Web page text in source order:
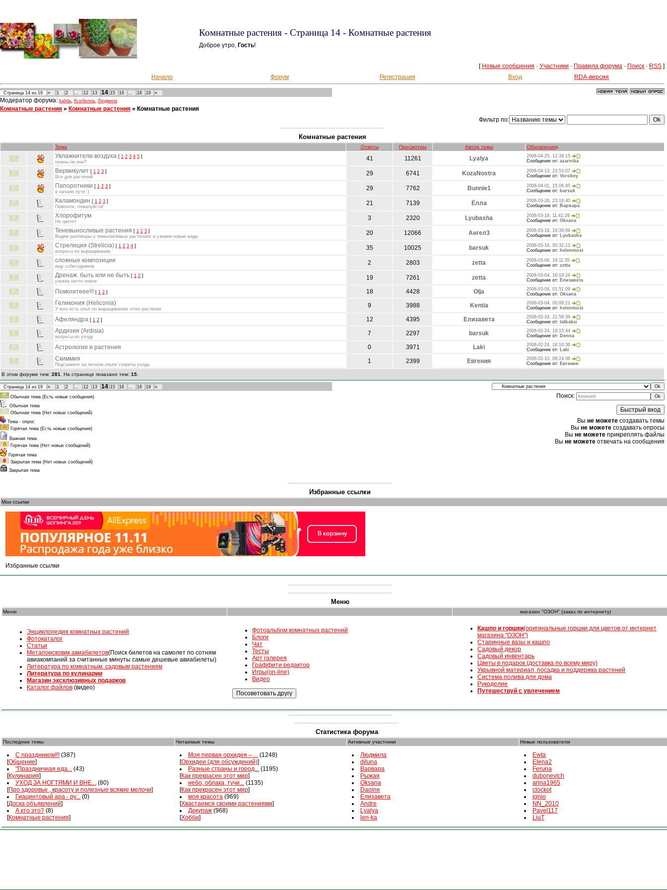
Комнатные растения - Страница 14 - Комнатные растения
Доброе утро, Гость!
[ Новые сообщения · Участники · Правила форума · Поиск · RSS ]
Начало
Форум Регистрация Вход RDA-версия
Страница 14 из 19 « 1 2 … 12 13 14 15 16 … 18 19 »
Модератор форума: kalida, Ксюбелла, Людмила
Комнатные растения » Комнатные растения » Комнатные растения
Фильтр по:
Комнатные растения
Тема Ответы Просмотры Автор темы Обновления↓
Увлажнители воздуха [ 1 2 3 4 5 ]
нужны ли они?
41 11261 Lyalya
2008-04-25, 12:39:15
Сообщение от: azarnika
Вермикулит [ 1 2 3 ]
Все для растений
29 6741 KozaNostra
2008-04-13, 23:53:07
Сообщение от: Vorobey
Папоротники [ 1 2 3 ]
в начале пути :)
29 7762 Bunnie1
2008-04-01, 15:06:45
Сообщение от: barsuk
Каламондин [ 1 2 3 ]
Помогите, пожалуйста!
21 7139 Ёлла
2008-03-28, 23:18:40
Сообщение от: Варвара
Хлорофитум
Не цветет 3 2320 Lyubasha
2008-03-19, 11:41:29
Сообщение от: Oksana
Теневыносливые растения [ 1 2 3 ]
Ведем разговоры о темнолюбивых растениях и узнаем новые виды
20 12066 Ангел3
2008-03-16, 16:39:09
Сообщение от: Lyubasha
Стрелиция (Strelicia) [ 1 2 3 4 ]
вопросы по выращиванию.
35 10025 barsuk
2008-03-16, 00:32:13
Сообщение от: helenmost
сложные композиции
ищу собеседников 2 2803 zetta
2008-03-06, 19:11:35
Сообщение от: zetta
Дренаж. быть или не быть [ 1 2 ]
узнала нечто новое
19 7261 zetta
2008-03-04, 16:19:24
Сообщение от: Елизавета
Помогитеее!!! [ 1 2 ] 18 4428 Olja
2008-03-04, 01:51:09
Сообщение от: Oksana
Геликония (Heliconia)
У кого есть опыт по выращиванию этого растения 9 3988 Kentia
2008-03-04, 00:08:21
Сообщение от: helenmost
Афеляндра [ 1 2 ] 12 4395 Елизавета
2008-02-24, 21:59:39
Сообщение от: tatbaksi
Ардизия (Ardisia)
вопросы по уходу 7 2297 barsuk
2008-02-24, 19:15:44
Сообщение от: Denna
Астрология и растения 0 3971 Laki
2008-02-24, 18:10:36
Сообщение от: Laki
Скиммия
Подскажите на личном опыте секреты ухода. 1 2399 Евгения
2008-02-10, 09:24:06
Сообщение от: Евгения
В этом форуме тем: 281 . На странице показано тем: 15
Страница 14 из 19 « 1 2 … 12 13 14 15 16 … 18 19
»
Обычная тема (Есть новые сообщения)
Обычная тема
Обычная тема (Нет новых сообщений)
Тема - опрос
Горячая тема (Есть новые сообщения)
Важная тема
Горячая тема (Нет новых сообщений)
Горячая тема
Закрытая тема (Нет новых сообщений)
Закрытая тема
Поиск:
Вы не можете создавать темы
Вы не можете создавать опросы
Вы не можете прикреплять файлы
Вы не можете отвечать на сообщения
Избранные ссылки
Мои ссылки
Избранные ссылки
Меню
Меню магазин "ОЗОН" (заказ по интернету)
Энциклопедия комнатных растений
Фотокаталог
Статьи
Mетапоисковик авиабилетов(Поиск билетов на самолет по сотням
авиакомпаний за считанные минуты самые дешевые авиабилеты)
Литература по комнатным, садовым растениям
Литература по кулинарии
Магазин эксклюзивных подарков
Каталог файлов (видео)
Фотоальбом комнатных растений
Блоги
Чат
Тесты
Арт галерея
Граффити редактор
Игры(on-line)
Видео
Кашпо и горшки(оригинальные горшки для цветов от интернет
магазина "ОЗОН")
Старинные вазы и кашпо
Садовый декор
Садовый инвентарь
Цветы в подарок (доставка по всему миру)
Укрывной материал, посадка и поддержка растений
Система полива для дома
Рукоделие
Путешествуй с увлечением
Статистика форума
Последнии темы Читаемые темы Активные участники Новые пользователи
С праздником!!! (387)
[Общение]
"Праздничная еда... (43)
[Кулинария]
УХОД ЗА НОГТЯМИ И ВНЕ... (80)
[Про здоровье , красоту и полезные всякие мелочи]
Гиацинтовый ара - ру... (0)
[Доска объявлений]
А кто это? (8)
[Комнатные растения]
Моя первая орхидея – ... (1248)
[Орхидеи (для обсуждений)]
Разные страны и город... (1195)
[Как прекрасен этот мир]
небо, облака, тучи... (1135)
[Как прекрасен этот мир]
моя красота (969)
[Хвастаемся своими растениями]
Декупаж (968)
[Хобби]
Людмила
diluna
Варвара
Рыжая
Oksana
Daoine
Елизавета
Andre
Lyalya
len-ka
Ewta
Elena2
Feruna
dubonevich
arina1965
clockot
ignio
NN_2010
Pavel117
LiuT